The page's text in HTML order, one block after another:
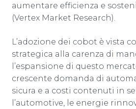
aumentare efficienza e
(Vertex Market Research).
L’adozione dei cobot è vista
strategica alla carenza di
l’espansione di questo
crescente domanda di
sicura e a costi contenuti in
l’automotive, le energie